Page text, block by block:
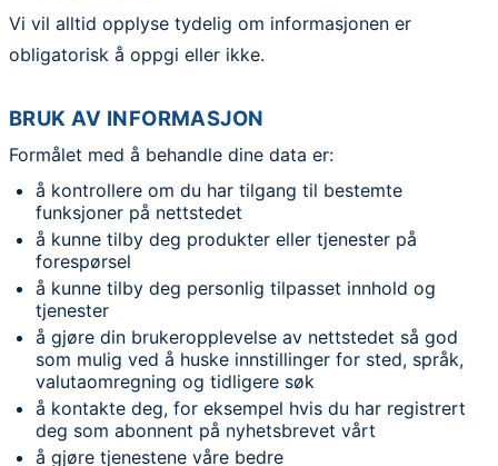
Vi vil alltid opplyse tydelig om informasjonen er
obligatorisk å oppgi eller ikke.
BRUK AV INFORMASJON
Formålet med å behandle dine data er:
å kontrollere om du har tilgang til bestemte
funksjoner på nettstedet
å kunne tilby deg produkter eller tjenester på
forespørsel
å kunne tilby deg personlig tilpasset innhold og
tjenester
å gjøre din brukeropplevelse av nettstedet så god
som mulig ved å huske innstillinger for sted, språk,
valutaomregning og tidligere søk
å kontakte deg, for eksempel hvis du har registrert
deg som abonnent på nyhetsbrevet vårt
å gjøre tjenestene våre bedre